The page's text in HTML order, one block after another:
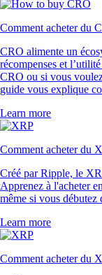
Comment acheter du
CRO alimente un
récompenses et
CRO ou si vous
guide vous explique
Learn more
Comment acheter du
Créé par Ripple, le
Apprenez à l'acheter
même si vous débutez
Learn more
Comment acheter du